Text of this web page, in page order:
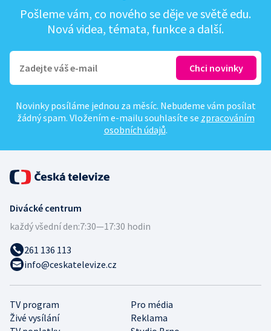
Pošleme vám, co nového se děje ve světě edu.
Nová videa, témata, funkce a další.
Novinky posíláme jednou za měsíc. Nebudeme vám posílat
žádný spam. Vložením e-mailu souhlasíte se zpracováním
osobních údajů.